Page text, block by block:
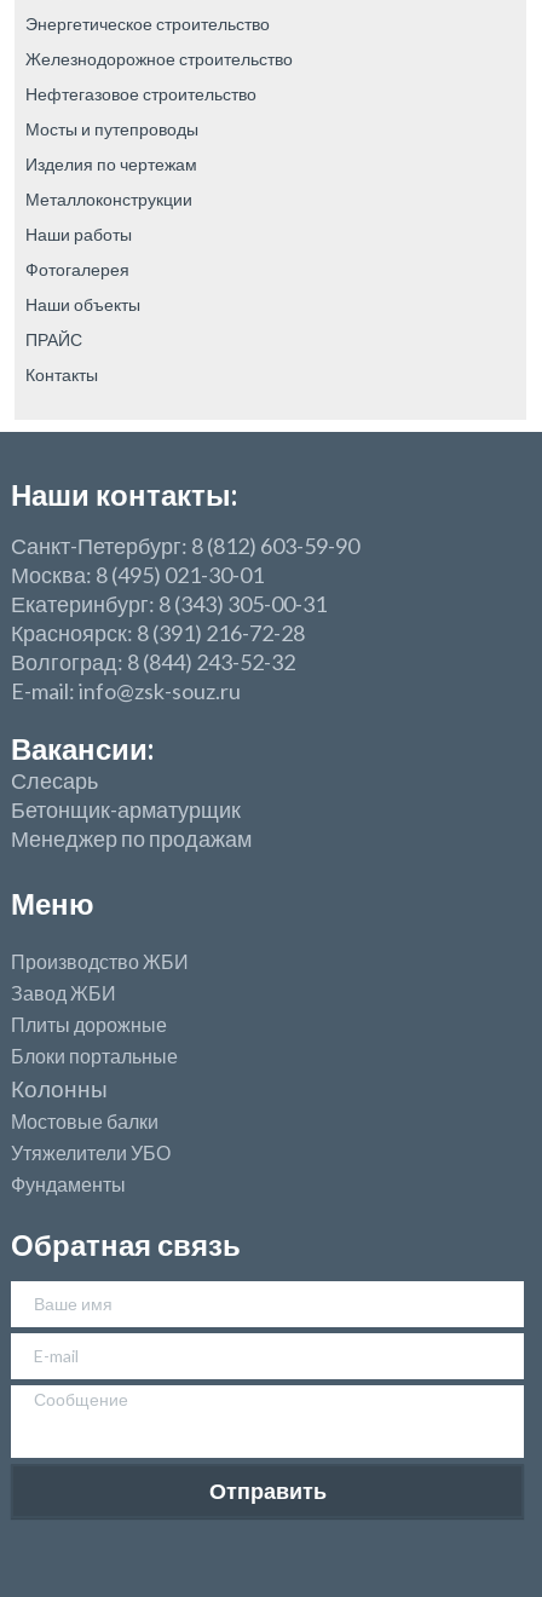
Энергетическое строительство
Железнодорожное строительство
Нефтегазовое строительство
Мосты и путепроводы
Изделия по чертежам
Металлоконструкции
Наши работы
Фотогалерея
Наши объекты
ПРАЙС
Контакты
Наши контакты:
Санкт-Петербург: 8 (812) 603-59-90
Москва: 8 (495) 021-30-01
Екатеринбург: 8 (343) 305-00-31
Красноярск: 8 (391) 216-72-28
Волгоград: 8 (844) 243-52-32
E-mail: info@zsk-souz.ru
Вакансии:
Слесарь
Бетонщик-арматурщик
Менеджер по продажам
Меню
Производство ЖБИ
Завод ЖБИ
Плиты дорожные
Блоки портальные
Колонны
Мостовые балки
Утяжелители УБО
Фундаменты
Обратная связь